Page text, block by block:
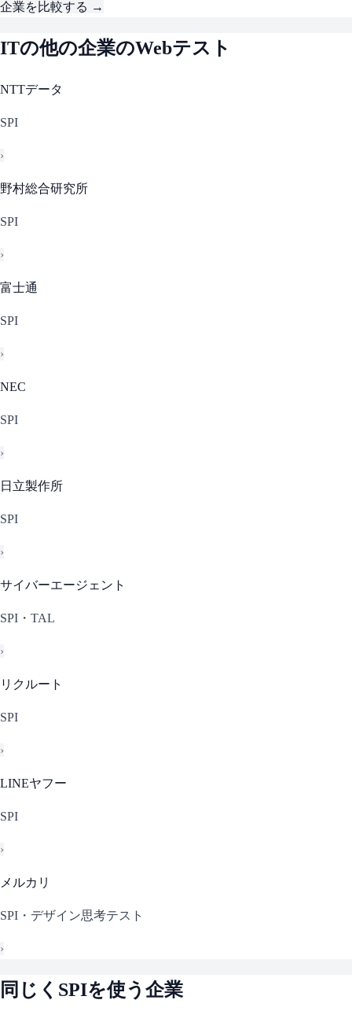
企業を比較する →
ITの他の企業のWebテスト
NTTデータ
SPI
›
野村総合研究所
SPI
›
富士通
SPI
›
NEC
SPI
›
日立製作所
SPI
›
サイバーエージェント
SPI・TAL
›
リクルート
SPI
›
LINEヤフー
SPI
›
メルカリ
SPI・デザイン思考テスト
›
同じく SPIを使う企業